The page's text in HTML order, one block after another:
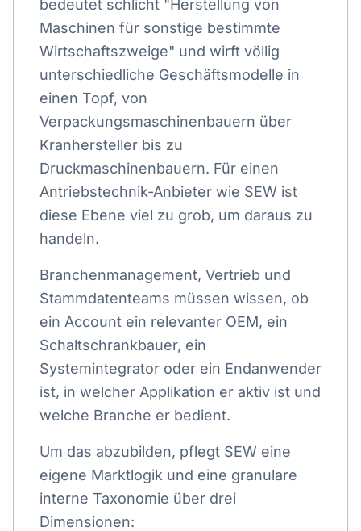
bedeutet schlicht "Herstellung von
Maschinen für sonstige bestimmte
Wirtschaftszweige" und wirft völlig
unterschiedliche Geschäftsmodelle in
einen Topf, von
Verpackungsmaschinenbauern über
Kranhersteller bis zu
Druckmaschinenbauern. Für einen
Antriebstechnik-Anbieter wie SEW ist
diese Ebene viel zu grob, um daraus zu
handeln.
Branchenmanagement, Vertrieb und
Stammdatenteams müssen wissen, ob
ein Account ein relevanter OEM, ein
Schaltschrankbauer, ein
Systemintegrator oder ein Endanwender
ist, in welcher Applikation er aktiv ist und
welche Branche er bedient.
Um das abzubilden, pflegt SEW eine
eigene Marktlogik und eine granulare
interne Taxonomie über drei
Dimensionen: